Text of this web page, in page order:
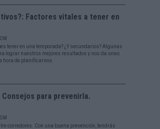
Factores vitales a tener en
tener en una temporada? ¿Y secundarios? Algunas
lograr nuestros mejores resultados y nos da unas
hora de planificarnos.
para prevenirla.
corredores. Con una buena prevención, tendrás